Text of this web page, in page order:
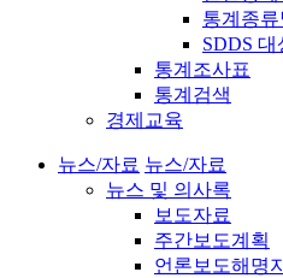
통계종
SDDS
통계조사표
통계검색
경제교육
뉴스/자료 뉴스/자료
뉴스 및 의사록
보도자료
주간보도계획
언론보도해명